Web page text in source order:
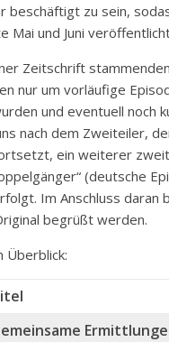
beschäftigt zu sein,
Mai und Juni
Zeitschrift
nur um vorläufige
und eventuell noch
nach dem Zweiteiler,
ein weiterer
(deutsche
Im Anschluss daran
begrüßt werden.
Überblick: